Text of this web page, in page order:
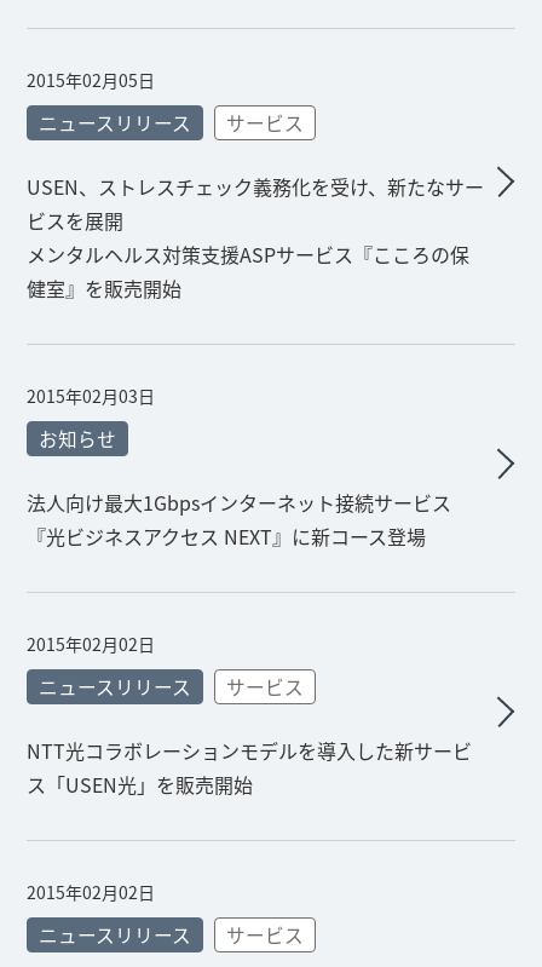
2015年02月05日
ニュースリリース サービス
USEN、ストレスチェック義務化を受け、新たなサー
ビスを展開
メンタルヘルス対策支援ASPサービス『こころの保
健室』を販売開始
2015年02月03日
お知らせ
法人向け最大1Gbpsインターネット接続サービス
『光ビジネスアクセス NEXT』に新コース登場
2015年02月02日
ニュースリリース サービス
NTT光コラボレーションモデルを導入した新サービ
ス「USEN光」を販売開始
2015年02月02日
ニュースリリース サービス